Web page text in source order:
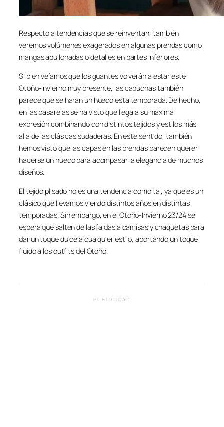
Respecto a tendencias que se reinventan, también
veremos volúmenes exagerados en algunas prendas como
mangas abullonadas o detalles en partes inferiores.
Si bien veíamos que los guantes volverán a estar este
Otoño-invierno muy presente, las capuchas también
parece que se harán un hueco esta temporada. De hecho,
en las pasarelas se ha visto que llega a su máxima
expresión combinando con distintos tejidos y estilos más
allá de las clásicas sudaderas. En este sentido, también
hemos visto que las capas en las prendas parecen querer
hacerse un hueco para acompasar la elegancia de muchos
diseños.
El tejido plisado no es una tendencia como tal, ya que es un
clásico que llevamos viendo distintos años en distintas
temporadas. Sin embargo, en el Otoño-Invierno 23/24 se
espera que salten de las faldas a camisas y chaquetas para
dar un toque dulce a cualquier estilo, aportando un toque
fluido a los outfits del Otoño.
PUBLICIDAD